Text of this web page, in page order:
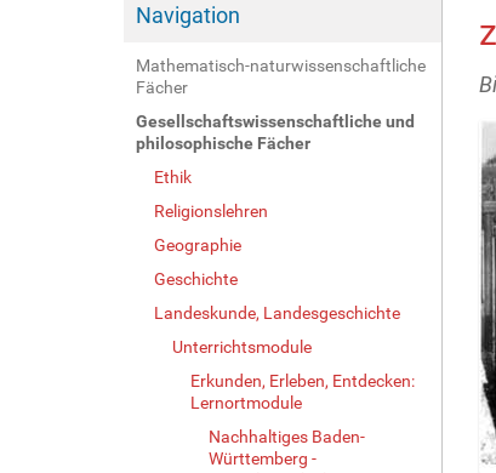
Navigation
Mathematisch-naturwissenschaftliche
Fächer
Gesellschaftswissenschaftliche und
philosophische Fächer
Ethik
Religionslehren
Geographie
Geschichte
Landeskunde, Landesgeschichte
Unterrichtsmodule
Erkunden, Erleben, Entdecken:
Lernortmodule
Nachhaltiges Baden-
Württemberg -